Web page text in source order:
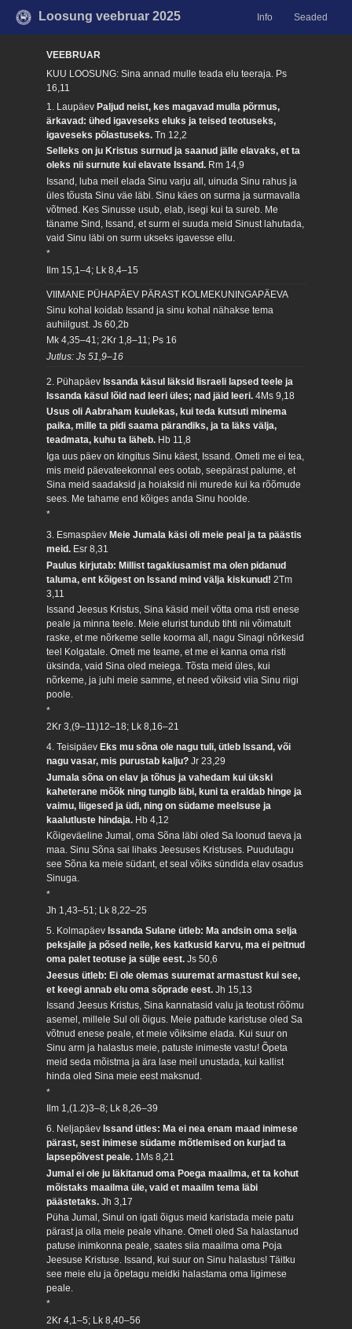
Loosung veebruar 2025 Info Seaded
VEEBRUAR
KUU LOOSUNG: Sina annad mulle teada elu teeraja. Ps
16,11
1. Laupäev Paljud neist, kes magavad mulla põrmus,
ärkavad: ühed igaveseks eluks ja teised teotuseks,
igaveseks põlastuseks.Tn 12,2
Selleks on ju Kristus surnud ja saanud jälle elavaks, et ta
oleks nii surnute kui elavate Issand. Rm 14,9
Issand, luba meil elada Sinu varju all, uinuda Sinu rahus ja
üles tõusta Sinu väe läbi. Sinu käes on surma ja surmavalla
võtmed. Kes Sinusse usub, elab, isegi kui ta sureb. Me
täname Sind, Issand, et surm ei suuda meid Sinust lahutada,
vaid Sinu läbi on surm ukseks igavesse ellu.
*
Ilm 15,1–4; Lk 8,4–15
VIIMANE PÜHAPÄEV PÄRAST KOLMEKUNINGAPÄEVA
Sinu kohal koidab Issand ja sinu kohal nähakse tema
auhiilgust.Js 60,2b
Mk 4,35–41; 2Kr 1,8–11; Ps 16
Jutlus: Js 51,9–16
2. PühapäevIssanda käsul läksid Iisraeli lapsed teele ja
Issanda käsul lõid nad leeri üles; nad jäid leeri.4Ms 9,18
Usus oli Aabraham kuulekas, kui teda kutsuti minema
paika, mille ta pidi saama pärandiks, ja ta läks välja,
teadmata, kuhu ta läheb. Hb 11,8
Iga uus päev on kingitus Sinu käest, Issand. Ometi me ei tea,
mis meid päevateekonnal ees ootab, seepärast palume, et
Sina meid saadaksid ja hoiaksid nii murede kui ka rõõmude
sees. Me tahame end kõiges anda Sinu hoolde.
*
3. Esmaspäev Meie Jumala käsi oli meie peal ja ta päästis
meid. Esr 8,31
Paulus kirjutab: Millist tagakiusamist ma olen pidanud
taluma, ent kõigest on Issand mind välja kiskunud!2Tm
3,11
Issand Jeesus Kristus, Sina käsid meil võtta oma risti enese
peale ja minna teele. Meie elurist tundub tihti nii võimatult
raske, et me nõrkeme selle koorma all, nagu Sinagi nõrkesid
teel Kolgatale. Ometi me teame, et me ei kanna oma risti
üksinda, vaid Sina oled meiega. Tõsta meid üles, kui
nõrkeme, ja juhi meie samme, et need võiksid viia Sinu riigi
poole.
*
2Kr 3,(9–11)12–18; Lk 8,16–21
4. Teisipäev Eks mu sõna ole nagu tuli, ütleb Issand, või
nagu vasar, mis purustab kalju?Jr 23,29
Jumala sõna on elav ja tõhus ja vahedam kui ükski
kaheterane mõõk ning tungib läbi, kuni ta eraldab hinge ja
vaimu, liigesed ja üdi, ning on südame meelsuse ja
kaalutluste hindaja. Hb 4,12
Kõigeväeline Jumal, oma Sõna läbi oled Sa loonud taeva ja
maa. Sinu Sõna sai lihaks Jeesuses Kristuses. Puudutagu
see Sõna ka meie südant, et seal võiks sündida elav osadus
Sinuga.
*
Jh 1,43–51; Lk 8,22–25
5. Kolmapäev Issanda Sulane ütleb: Ma andsin oma selja
peksjaile ja põsed neile, kes katkusid karvu, ma ei peitnud
oma palet teotuse ja sülje eest.Js 50,6
Jeesus ütleb: Ei ole olemas suuremat armastust kui see,
et keegi annab elu oma sõprade eest.Jh 15,13
Issand Jeesus Kristus, Sina kannatasid valu ja teotust rõõmu
asemel, millele Sul oli õigus. Meie pattude karistuse oled Sa
võtnud enese peale, et meie võiksime elada. Kui suur on
Sinu arm ja halastus meie, patuste inimeste vastu! Õpeta
meid seda mõistma ja ära lase meil unustada, kui kallist
hinda oled Sina meie eest maksnud.
*
Ilm 1,(1.2)3–8; Lk 8,26–39
6. Neljapäev Issand ütles: Ma ei nea enam maad inimese
pärast, sest inimese südame mõtlemised on kurjad ta
lapsepõlvest peale. 1Ms 8,21
Jumal ei ole ju läkitanud oma Poega maailma, et ta kohut
mõistaks maailma üle, vaid et maailm tema läbi
päästetaks.Jh 3,17
Püha Jumal, Sinul on igati õigus meid karistada meie patu
pärast ja olla meie peale vihane. Ometi oled Sa halastanud
patuse inimkonna peale, saates siia maailma oma Poja
Jeesuse Kristuse. Issand, kui suur on Sinu halastus! Täitku
see meie elu ja õpetagu meidki halastama oma ligimese
peale.
*
2Kr 4,1–5; Lk 8,40–56